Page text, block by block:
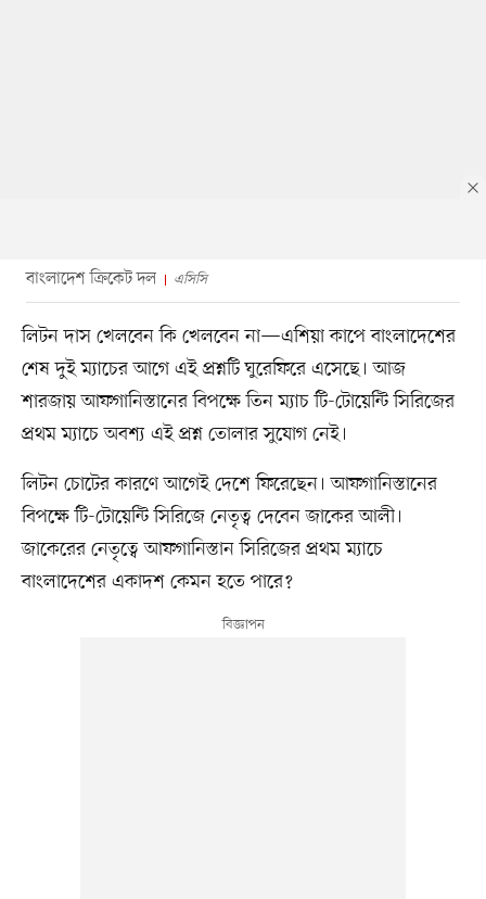
বাংলাদেশ ক্রিকেট দল এসিসি
লিটন দাস খেলবেন কি খেলবেন না—এশিয়া কাপে বাংলাদেশের
শেষ দুই ম্যাচের আগে এই প্রশ্নটি ঘুরেফিরে এসেছে। আজ
শারজায় আফগানিস্তানের বিপক্ষে তিন ম্যাচ টি-টোয়েন্টি সিরিজের
প্রথম ম্যাচে অবশ্য এই প্রশ্ন তোলার সুযোগ নেই।
লিটন চোটের কারণে আগেই দেশে ফিরেছেন। আফগানিস্তানের
বিপক্ষে টি-টোয়েন্টি সিরিজে নেতৃত্ব দেবেন জাকের আলী।
জাকেরের নেতৃত্বে আফগানিস্তান সিরিজের প্রথম ম্যাচে
বাংলাদেশের একাদশ কেমন হতে পারে?